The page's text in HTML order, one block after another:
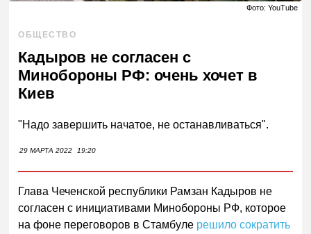
Фото: YouTube
ОБЩЕСТВО
Кадыров не согласен с
Минобороны РФ: очень хочет в
Киев
"Надо завершить начатое, не останавливаться".
29 МАРТА 2022 19:20
Глава Чеченской республики Рамзан Кадыров не
согласен с инициативами Минобороны РФ, которое
на фоне переговоров в Стамбуле решило сократить